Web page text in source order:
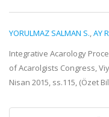
YORULMAZ SALMAN S.,AY
Integrative Acarology
of Acarolgists Congress,
Nisan 2015, ss.115, (Özet